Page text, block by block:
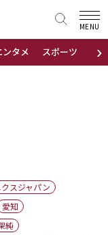
›
ンタメ スポーツ 地域
MENU
スジャパン
愛知
純